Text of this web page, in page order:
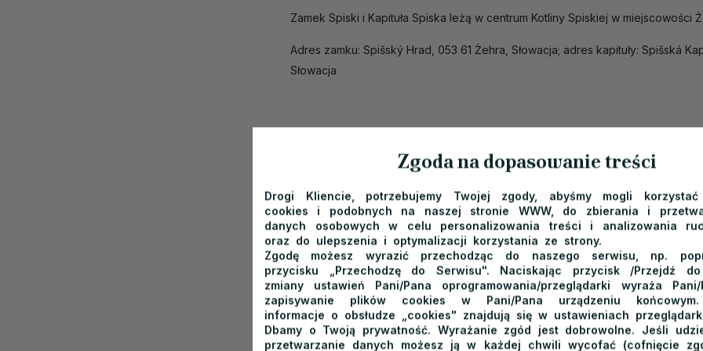
Zamek Spiski i Kapituła Spiska leżą w centrum Kotliny Spiskiej w miejscowości
Adres zamku: Spišský Hrad, 053 61 Żehra, Słowacja; adres kapituły: Spišská
Słowacja
Spiska Kapituła i Zamek Spiski -
ZeSromowiec Niżnychdo zamku Spiskiego dzieli nas 114 km (czas podróży
Ze Sromowiec jedziemy na zachód przez Niedzicę i Łapsze do DK 49, którą
linią granicy kierujemy się na południe trasą 66 do Tatrzańskiej Kotliny, gdzie
do Tatrzańskiej Łomnicy. Tam wybieramy trasę 540 wiodącą na południe do
na drogę 66. Na obwodnicy Popradu zjeżdżamy na trasę E50. Po 42 km
Zamek Spiski.
Zgoda na dopasowanie treści
Drogi Kliencie, potrzebujemy Twojej zgody, abyśmy mogli
cookies i podobnych na naszej stronie WWW, do zbierania i
danych osobowych w celu personalizowania treści i analizowania
oraz do ulepszenia i optymalizacji korzystania ze strony.
Zgodę możesz wyrazić przechodząc do naszego serwisu, np.
przycisku „Przechodzę do Serwisu". Naciskając przycisk /Przejdź
zmiany ustawień Pani/Pana oprogramowania/przeglądarki wyraża
zapisywanie plików cookies w Pani/Pana urządzeniu końcowym.
informacje o obsłudze „cookies" znajdują się w ustawieniach
Dbamy o Twoją prywatność. Wyrażanie zgód jest dobrowolne. Jeśli
przetwarzanie danych możesz ją w każdej chwili wycofać (cofnięcie